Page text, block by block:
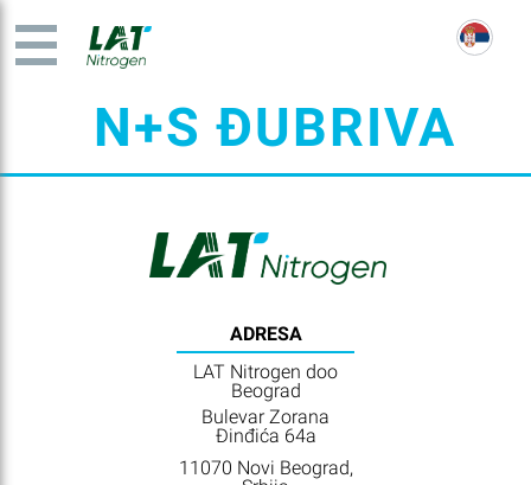
N+S ĐUBRIVA
ADRESA
LAT Nitrogen doo
Beograd
Bulevar Zorana
Đinđića 64a
11070 Novi Beograd,